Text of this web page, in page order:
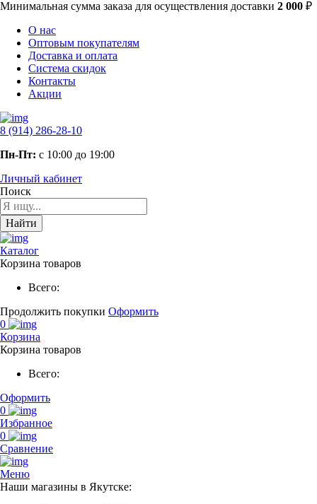
Минимальная сумма заказа для осуществления доставки 2 000 ₽
О нас
Оптовым покупателям
Доставка и оплата
Система скидок
Контакты
Акции
8 (914) 286-28-10
Пн-Пт: с 10:00 до 19:00
Личный кабинет
Поиск
Найти
Каталог
Корзина товаров
Всего:
Продолжить покупки Оформить
0
Корзина
Корзина товаров
Всего:
Оформить
0
Избранное
0
Сравнение
Меню
Наши магазины в Якутске: